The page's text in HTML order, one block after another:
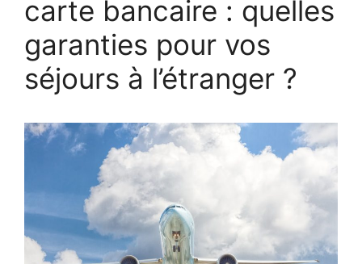
carte bancaire : quelles
garanties pour vos
séjours à l’étranger ?